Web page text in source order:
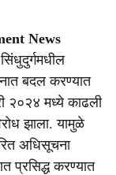
News
बदल करण्यात
२०२४ मध्ये काढली
झाला. यामुळे
अधिसूचना
प्रसिद्ध करण्यात